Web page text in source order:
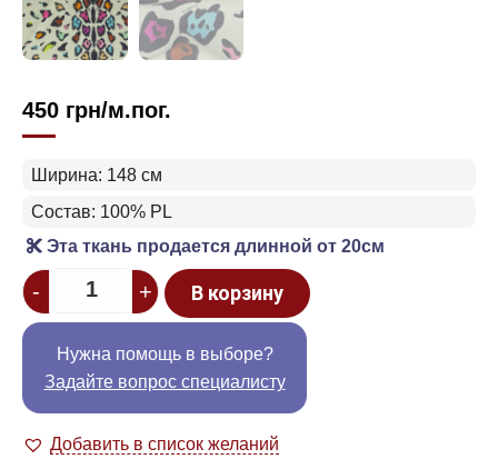
450 грн/м.пог.
Ширина: 148 см
Состав: 100% PL
Эта ткань продается длинной от 20см
Quantity
- + В корзину
Нужна помощь в выборе?
Задайте вопрос специалисту
Добавить в список желаний